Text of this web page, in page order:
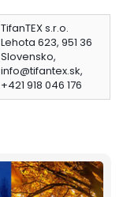
TifanTEX s.r.o.
Lehota 623, 951 36
Slovensko,
info@tifantex.sk,
+421 918 046 176